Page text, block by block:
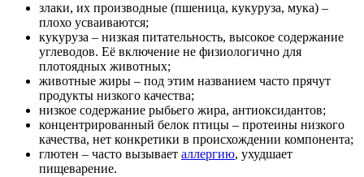
злаки, их производные (пшеница, кукуруза, мука) –
плохо усваиваются;
кукуруза – низкая питательность, высокое содержание
углеводов. Её включение не физиологично для
плотоядных животных;
животные жиры – под этим названием часто прячут
продукты низкого качества;
низкое содержание рыбьего жира, антиоксидантов;
концентрированный белок птицы – протеины низкого
качества, нет конкретики в происхождении компонента;
глютен – часто вызывает аллергию, ухудшает
пищеварение.